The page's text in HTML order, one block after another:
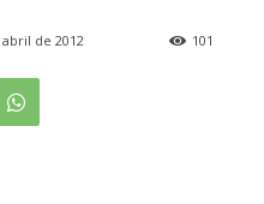
de 2012 101